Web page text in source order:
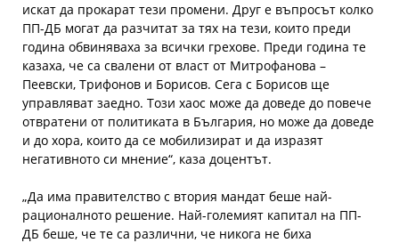
искат да прокарат тези промени. Друг е въпросът колко
ПП-ДБ могат да разчитат за тях на тези, които преди
година обвиняваха за всички грехове. Преди година те
казаха, че са свалени от власт от Митрофанова –
Пеевски, Трифонов и Борисов. Сега с Борисов ще
управляват заедно. Този хаос може да доведе до повече
отвратени от политиката в България, но може да доведе
и до хора, които да се мобилизират и да изразят
негативното си мнение“, каза доцентът.
„Да има правителство с втория мандат беше най-
рационалното решение. Най-големият капитал на ПП-
ДБ беше, че те са различни, че никога не биха